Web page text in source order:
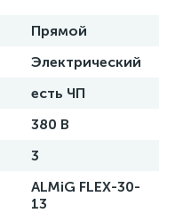
Прямой
Электрический
есть ЧП
380 В
3
ALMiG FLEX-30-
13